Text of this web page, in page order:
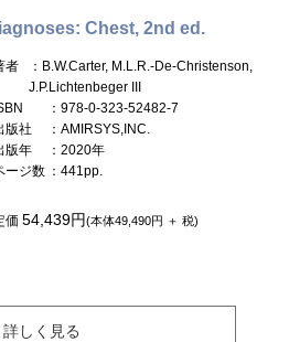
Chest, 2nd ed.
者
：B.W.Carter, M.L.R.-De-Christenson,
J.P.Lichtenbeger III
：978-0-323-52482-7
版社
：AMIRSYS,INC.
版年
：2020年
ージ数 ：441pp.
価54,439円(本体49,490円 ＋ 税)
詳しく見る